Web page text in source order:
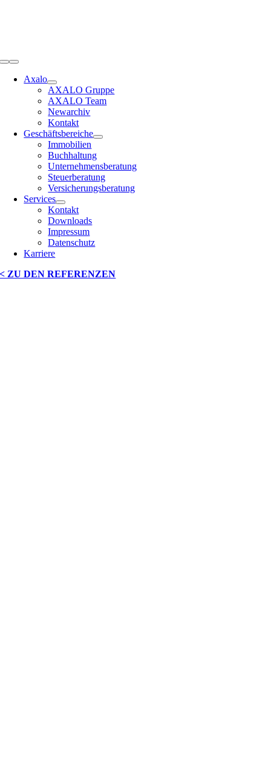
Toggle
Navigation
Axalo
AXALO Gruppe
AXALO Team
Newarchiv
Kontakt
Geschäftsbereiche
Immobilien
Buchhaltung
Unternehmensberatung
Steuerberatung
Versicherungsberatung
Services
Kontakt
Downloads
Impressum
Datenschutz
Karriere
< ZU DEN REFERENZEN